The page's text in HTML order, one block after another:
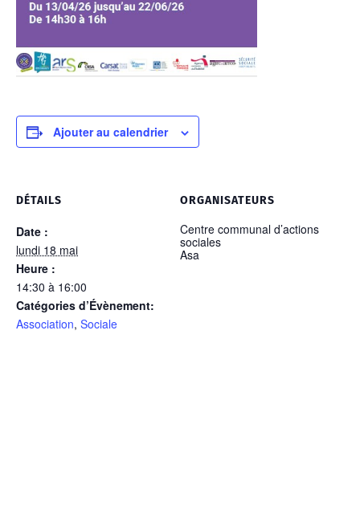
Ajouter au calendrier
DÉTAILS
Date :
lundi 18 mai
Heure :
14:30 à 16:00
Catégories d’Évènement:
Association, Sociale
ORGANISATEURS
Centre communal d’actions
sociales
Asa